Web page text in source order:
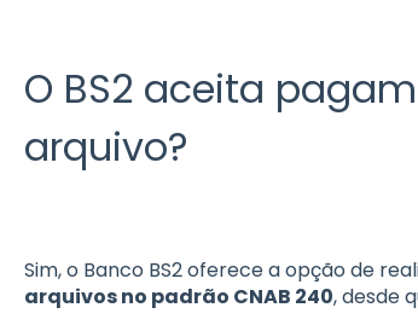
O BS2 aceita
arquivo?
Sim, o Banco BS2 oferece a opção de
arquivos no padrão CNAB 240, desde